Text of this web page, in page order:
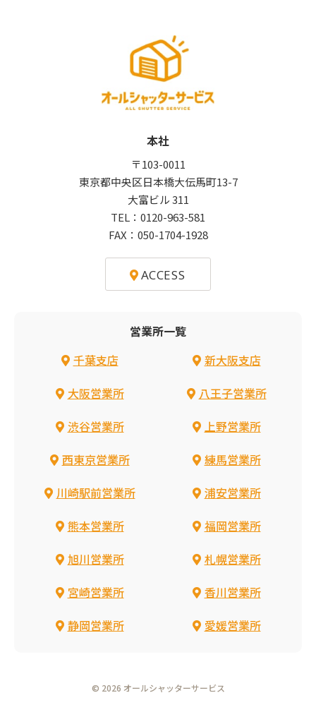
本社
〒103-0011
東京都中央区日本橋大伝馬町13-7
大富ビル 311
TEL： 0120-963-581
FAX：050-1704-1928
ACCESS
営業所一覧
千葉支店
新大阪支店
大阪営業所
八王子営業所
渋谷営業所
上野営業所
西東京営業所
練馬営業所
川崎駅前営業所
浦安営業所
熊本営業所
福岡営業所
旭川営業所
札幌営業所
宮崎営業所
香川営業所
静岡営業所
愛媛営業所
© 2026 オールシャッターサービス